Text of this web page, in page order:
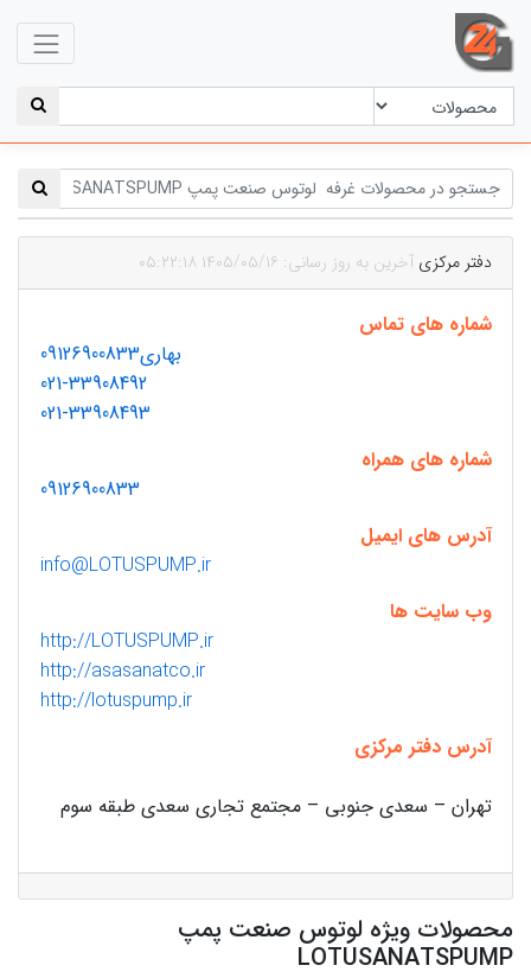
دفتر مرکزیآخرین به روز رسانی: ۱۴۰۵/۰۵/۱۶ ۰۵:۲۲:۱۸
شماره های تماس
بهاری09126900833
021-33908492
021-33908493
شماره های همراه
09126900833
آدرس های ایمیل
info@LOTUSPUMP.ir
وب سایت ها
http://LOTUSPUMP.ir
http://asasanatco.ir
http://lotuspump.ir
آدرس دفتر مرکزی
تهران – سعدی جنوبی – مجتمع تجاری سعدی طبقه سوم
محصولات ویژه لوتوس صنعت پمپ
LOTUSANATSPUMP